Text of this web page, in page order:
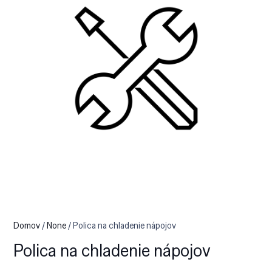
Domov/None/ Polica na chladenie nápojov
Polica na chladenie nápojov